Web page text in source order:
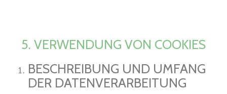
5. VERWENDUNG VON COOKIES
BESCHREIBUNG UND UMFANG
DER DATENVERARBEITUNG